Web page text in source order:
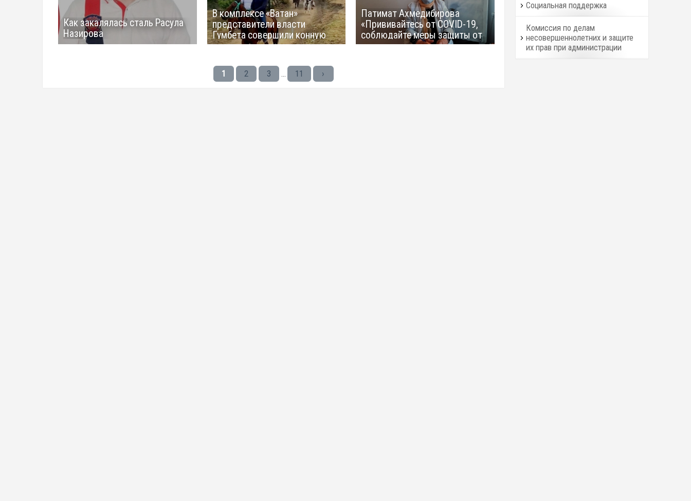
Социальная поддержка
Комиссия по делам
несовершеннолетних и защите
их прав при администрации
Как закалялась сталь Расула
Назирова
В комплексе «Ватан»
представители власти
Гумбета совершили конную
прогулку
Патимат Ахмедибирова
«Прививайтесь от COVID-19,
соблюдайте меры защиты от
ковида»
1 2 3 ... 11 ›